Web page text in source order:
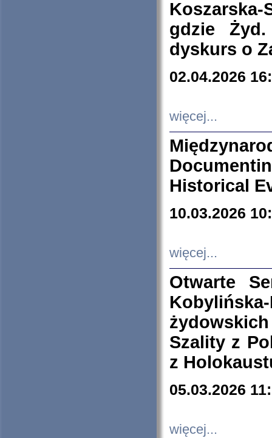
Koszarska-
gdzie
dyskurs o
02.04.2026
więcej...
Historical
10.03.2026
więcej...
Otwarte
Szality z
z
05.03.2026
więcej...